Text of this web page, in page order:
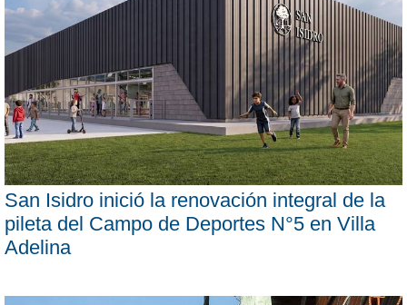
San Isidro inició la renovación integral de la
pileta del Campo de Deportes N°5 en Villa
Adelina